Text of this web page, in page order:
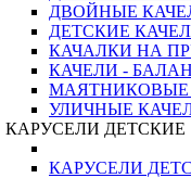
ДВОЙНЫЕ
ДЕТСКИЕ
КАЧАЛКИ НА
КАЧЕЛИ -
МАЯТНИКОВЫЕ
УЛИЧНЫЕ
КАРУСЕЛИ ДЕТСКИЕ
КАРУСЕЛИ